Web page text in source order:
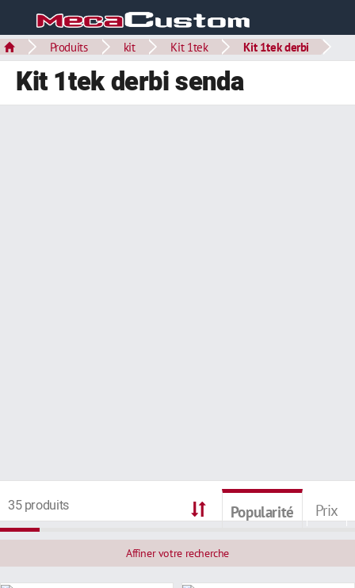
Produits kit Kit 1tek Kit 1tek derbi
Kit 1tek derbi senda
35 produits Popularité Prix
Affiner votre recherche